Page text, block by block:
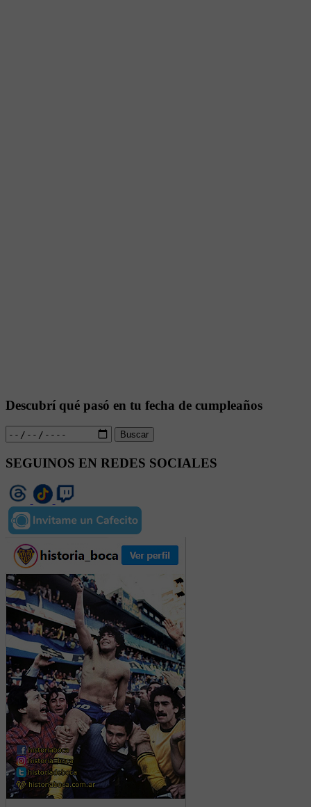
Descubrí qué pasó en tu fecha de cumpleaños
Buscar
SEGUINOS EN REDES SOCIALES